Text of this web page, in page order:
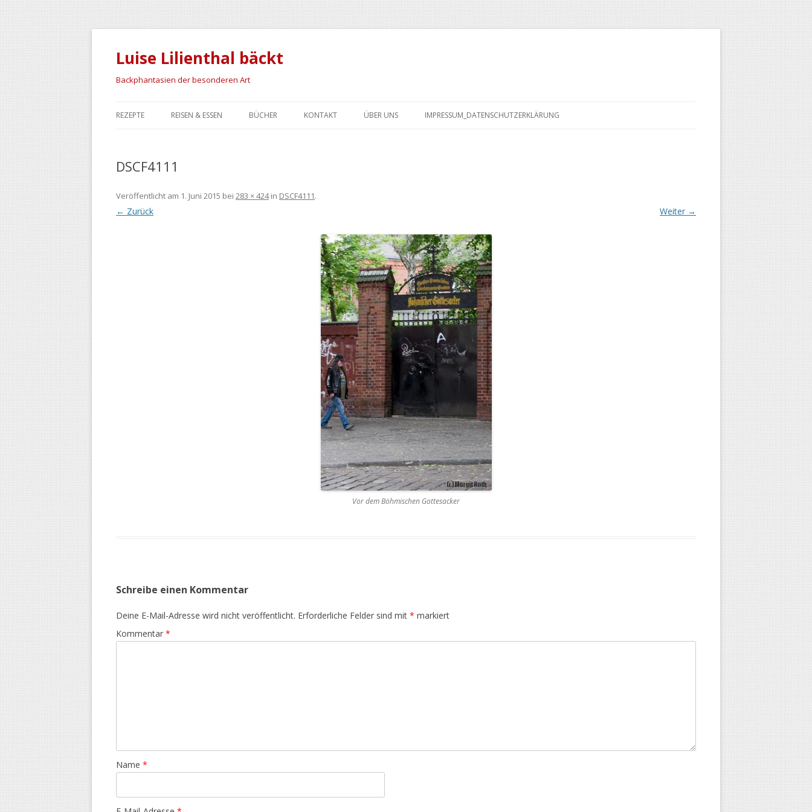
Luise Lilienthal bäckt
Backphantasien der besonderen Art
Inhalt
REZEPTE
SCHRÄG & BESONDERS
REISEN & ESSEN BÜCHER KONTAKT ÜBER UNS IMPRESSUM_DATENSCHUTZERKLÄRUNG
DSCF4111
Veröffentlicht am 1. Juni 2015 bei 283 × 424in DSCF4111.
← Zurück Weiter →
Vor dem Böhmischen Gottesacker
Schreibe einen Kommentar
Deine E-Mail-Adresse wird nicht veröffentlicht. Erforderliche Felder sind mit * markiert
Kommentar *
Name *